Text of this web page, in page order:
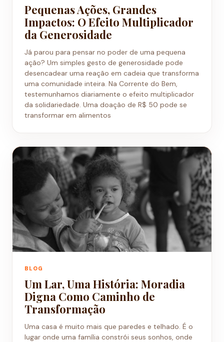
Pequenas Ações, Grandes
Impactos: O Efeito Multiplicador
da Generosidade
Já parou para pensar no poder de uma pequena
ação? Um simples gesto de generosidade pode
desencadear uma reação em cadeia que transforma
uma comunidade inteira. Na Corrente do Bem,
testemunhamos diariamente o efeito multiplicador
da solidariedade. Uma doação de R$ 50 pode se
transformar em alimentos
BLOG
Um Lar, Uma História: Moradia
Digna Como Caminho de
Transformação
Uma casa é muito mais que paredes e telhado. É o
lugar onde uma família constrói seus sonhos, onde